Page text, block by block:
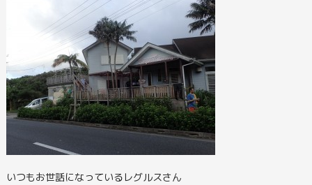
いつもお世話になっているレグルスさん